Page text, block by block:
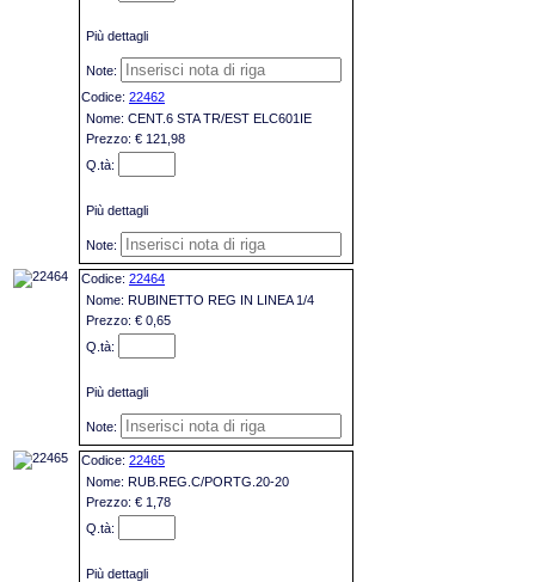
Più dettagli
22462
CENT.6 STA TR/EST ELC601IE
€ 121,98
Più dettagli
22464
RUBINETTO REG IN LINEA 1/4
€ 0,65
Più dettagli
22465
RUB.REG.C/PORTG.20-20
€ 1,78
Più dettagli